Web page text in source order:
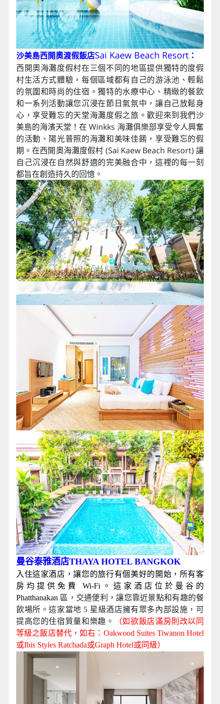
沙美島西開奧渡假飯店Sai Kaew Beach Resort：
西開奧海灘度假村在三個不同的地區提供獨特的度假
村生活方式體驗，每個區域都有自己的游泳池、輕鬆
的氛圍和時尚的住宿。獨特的水療中心、精緻的餐飲
和一系列活動讓您沉浸在節日氣氛中，讓自己放鬆身
心，享受難忘的天堂海灘度假之旅。歡迎來到我們沙
美島的海濱天堂！在 Winkks 海灘俱樂部享受令人興奮
的活動、陽光普照的海灘和美味佳餚，享受難忘的假
期。在西開奧海灘度假村 (Sai Kaew Beach Resort) 讓
自己沉浸在自然與舒適的完美融合中，這裡的每一刻
都旨在創造持久的回憶。
曼谷泰雅酒店THAYA HOTEL BANGKOK
入住這家酒店，讓您的旅行有個美好的開始，所有客